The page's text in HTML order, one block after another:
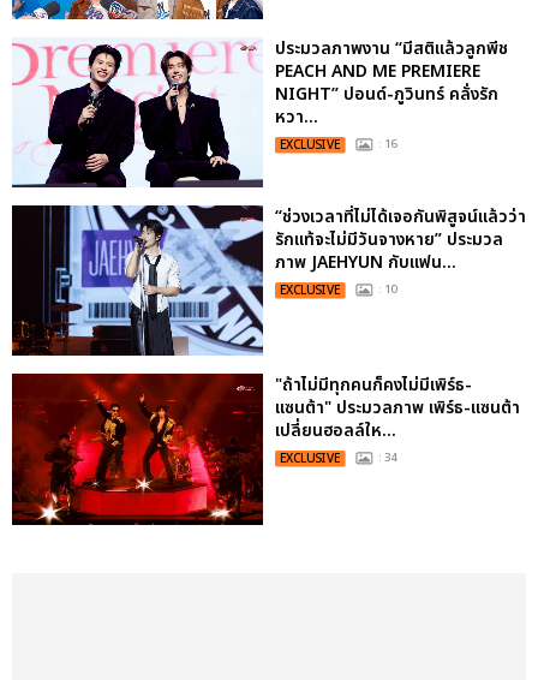
ประมวลภาพงาน “มีสติแล้วลูกพีช
PEACH AND ME PREMIERE
NIGHT” ปอนด์-ภูวินทร์ คลั่งรัก
หวา...
EXCLUSIVE : 16
“ช่วงเวลาที่ไม่ได้เจอกันพิสูจน์แล้วว่า
รักแท้จะไม่มีวันจางหาย” ประมวล
ภาพ JAEHYUN กับแฟน...
EXCLUSIVE : 10
"ถ้าไม่มีทุกคนก็คงไม่มีเพิร์ธ-
แซนต้า" ประมวลภาพ เพิร์ธ-แซนต้า
เปลี่ยนฮอลล์ให...
EXCLUSIVE : 34